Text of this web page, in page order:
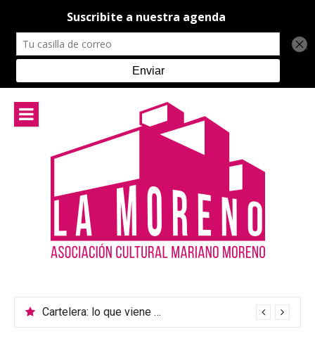
contenido
Cartelera: lo que viene en el teatro de La MorenoMúsica Argentina: un encuentro para celebrar la diversidad cultural